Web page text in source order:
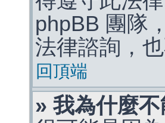
phpBB 團隊
法律諮詢，
回頂端
» 我為什麼不